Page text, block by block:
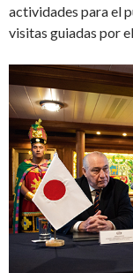
actividades para el
visitas guiadas por